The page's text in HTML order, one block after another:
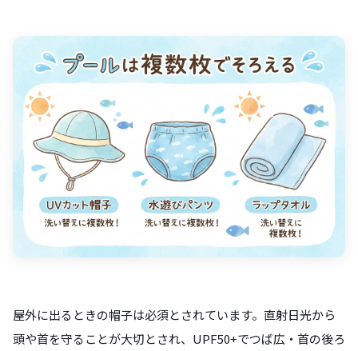
屋外に出るときの帽子は必須とされています。直射日光から
頭や首を守ることが大切とされ、UPF50+でつば広・首の後ろ